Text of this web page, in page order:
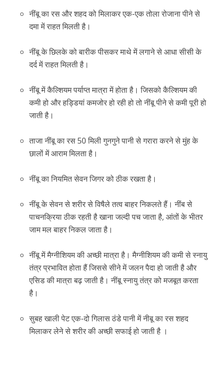
नींबू का रस और शहद को मिलाकर एक-एक तोला रोजाना पीने से
दमा में राहत मिलती है।
नींबू के छिलके को बारीक पीसकर माथे में लगाने से आधा सीसी के
दर्द में राहत मिलती है।
नींबू में कैल्शियम पर्याप्त मात्रा में होता है। जिसको कैल्शियम की
कमी हो और हड्डियां कमजोर हो रही हो तो नींबू पीने से कमी पूरी हो
जाती है।
ताजा नींबू का रस 50 मिली गुनगुने पानी से गरारा करने से मुंह के
छालों में आराम मिलता है।
नींबू का नियमित सेवन जिगर को ठीक रखता है।
नींबू के सेवन से शरीर से विषैले तत्व बाहर निकलते हैं। नींब से
पाचनक्रिया ठीक रहती है खाना जल्दी पच जाता है, आंतों के भीतर
जाम मल बाहर निकल जाता है।
नींबू में मैग्नीशियम की अच्छी मात्रा है। मैग्नीशियम की कमी से स्नायु
तंत्र प्रभावित होता हैं जिससे सीने में जलन पैदा हो जाती है और
एसिड की मात्रा बढ़ जाती है। नींबू स्नायु तंत्र को मजबूत करता
है।
सुबह खाली पेट एक-दो गिलास ठंडे पानी में नीबू का रस शहद
मिलाकर लेने से शरीर की अच्छी सफाई हो जाती है ।